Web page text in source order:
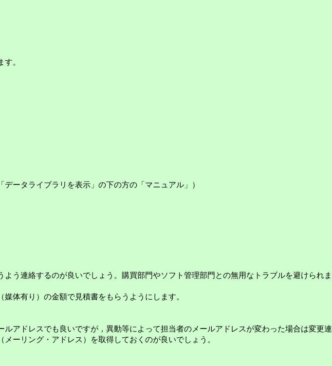
。
ータライブラリを表示」の下の方の「マニュアル」）
う連絡するのが良いでしょう。購買部門やソフト管理部門との無用なトラブルを避けられま
体有り）の金額で見積書をもらうようにします。
アドレスでも良いですが，異動等によって担当者のメールアドレスが変わった場合は変更連
ーリング・アドレス）を取得しておくのが良いでしょう。